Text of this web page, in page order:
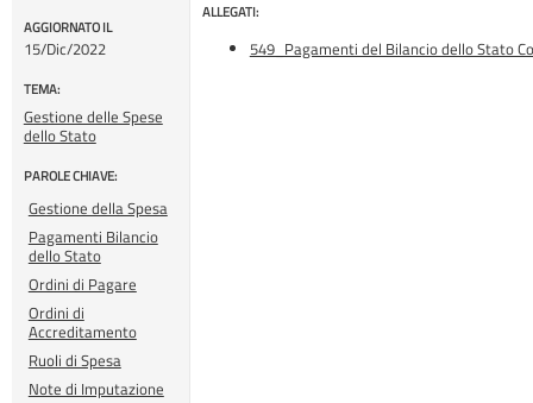
AGGIORNATO IL
15/Dic/2022
TEMA:
Gestione delle Spese
dello Stato
PAROLE CHIAVE:
Gestione della Spesa
Pagamenti Bilancio
dello Stato
Ordini di Pagare
Ordini di
Accreditamento
Ruoli di Spesa
Note di Imputazione
ALLEGATI:
549_Pagamenti del Bilancio dello Stato